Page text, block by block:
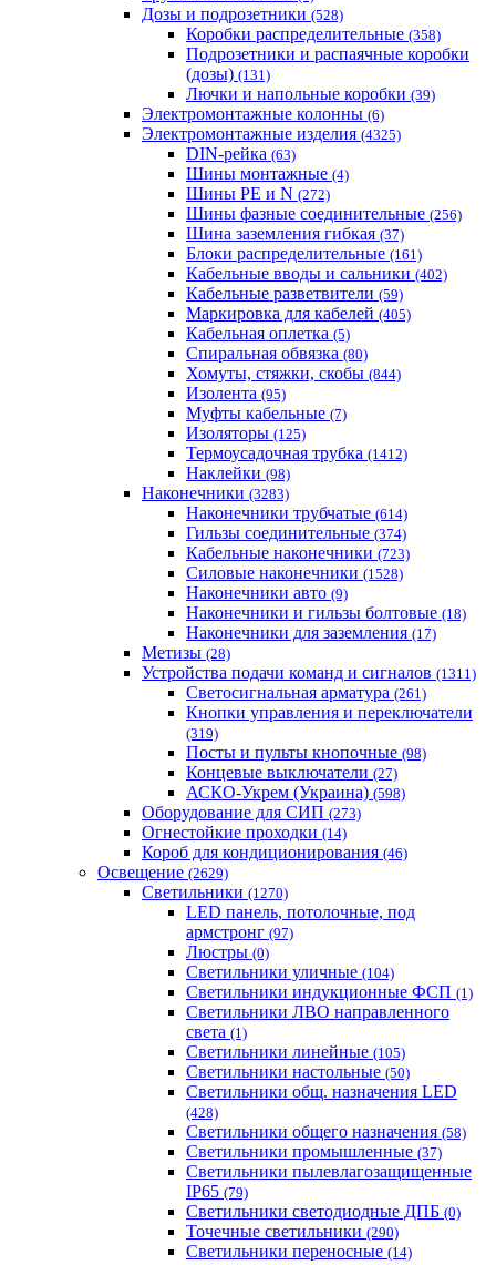
Дозы и подрозетники (528)
Коробки распределительные (358)
Подрозетники и распаячные коробки
(дозы) (131)
Лючки и напольные коробки (39)
Электромонтажные колонны (6)
Электромонтажные изделия (4325)
DIN-рейка (63)
Шины монтажные (4)
Шины PE и N (272)
Шины фазные соединительные (256)
Шина заземления гибкая (37)
Блоки распределительные (161)
Кабельные вводы и сальники (402)
Кабельные разветвители (59)
Маркировка для кабелей (405)
Кабельная оплетка (5)
Спиральная обвязка (80)
Хомуты, стяжки, скобы (844)
Изолента (95)
Муфты кабельные (7)
Изоляторы (125)
Термоусадочная трубка (1412)
Наклейки (98)
Наконечники (3283)
Наконечники трубчатые (614)
Гильзы соединительные (374)
Кабельные наконечники (723)
Силовые наконечники (1528)
Наконечники авто (9)
Наконечники и гильзы болтовые (18)
Наконечники для заземления (17)
Метизы (28)
Устройства подачи команд и сигналов (1311)
Светосигнальная арматура (261)
Кнопки управления и переключатели
(319)
Посты и пульты кнопочные (98)
Концевые выключатели (27)
АСКО-Укрем (Украина) (598)
Оборудование для СИП (273)
Огнестойкие проходки (14)
Короб для кондиционирования (46)
Освещение (2629)
Светильники (1270)
LED панель, потолочные, под
армстронг (97)
Люстры (0)
Светильники уличные (104)
Светильники индукционные ФСП (1)
Светильники ЛВО направленного
света (1)
Светильники линейные (105)
Светильники настольные (50)
Светильники общ. назначения LED
(428)
Светильники общего назначения (58)
Светильники промышленные (37)
Светильники пылевлагозащищенные
IP65 (79)
Светильники светодиодные ДПБ (0)
Точечные светильники (290)
Светильники переносные (14)